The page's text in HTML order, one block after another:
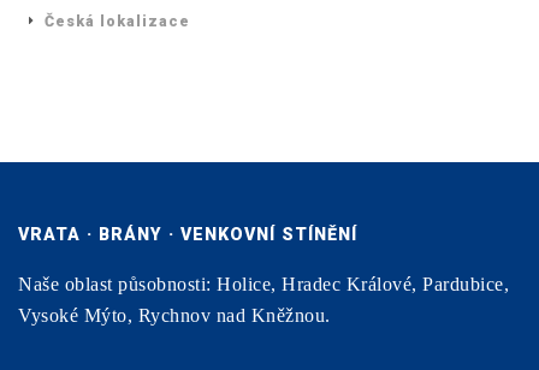
Česká lokalizace
VRATA · BRÁNY · VENKOVNÍ STÍNĚNÍ
Naše oblast působnosti: Holice, Hradec Králové, Pardubice,
Vysoké Mýto, Rychnov nad Kněžnou.